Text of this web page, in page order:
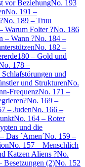
vor BeziehungNo. 193
No. 191 –
No. 189 – Truu
Warum Folter ?No. 186
– Wann ?No. 184 –
No. 182 –
180 – Gold und
178 –
und
und StrukturenNo.
FrequenzNo. 171 –
No. 169 –
– JudenNo. 166 –
No. 164 – Roter
und die
Das ´Amen´No. 159 –
No. 157 – Menschlich
Katzen Aliens ?No.
Besetzungen (2)No. 152